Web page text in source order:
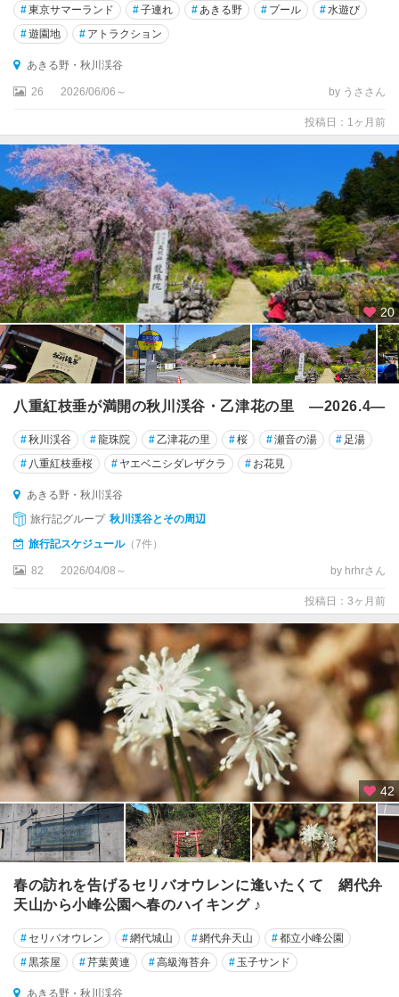
自
由
が
丘
玉
川
お
台
場
・
新
橋
・
汐
留
葛
飾
葛
西
・
足
立
板
橋
馬
・
羽
中
野
・
杉
・
世
田
東
駅
・
#東京サマーランド #子連れ #あきる野 # プール #水遊び
#遊園地 # アトラクション
あきる野・秋川渓谷
26 2026/06/06～ by うささん
投稿日：1ヶ月前
20
八重紅枝垂が満開の秋川渓谷・乙津花の里 ―2026.4―
#秋川渓谷 #龍珠院 #乙津花の里 #桜 #瀬音の湯 # 足湯
# 八重紅枝垂桜 # ヤエベニシダレザクラ # お花見
あきる野・秋川渓谷
旅行記グループ 秋川渓谷とその周辺
旅行記スケジュール（7件）
82 2026/04/08～ by hrhrさん
投稿日：3ヶ月前
42
春の訪れを告げるセリバオウレンに逢いたくて 網代弁
天山から小峰公園へ春のハイキング ♪
#セリバオウレン #網代城山 #網代弁天山 #都立小峰公園
#黒茶屋 #芹葉黄連 #高級海苔弁 # 玉子サンド
あきる野・秋川渓谷